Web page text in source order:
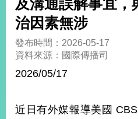
總
合
外
交
價
值
經
及溝通誤解事宜，
治因素無涉
發布時間：2026-05-17
資料來源：國際傳播司
2026/05/17
近日有外媒報導美國